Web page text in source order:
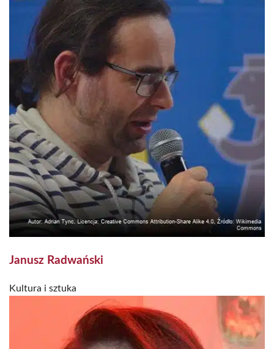
Janusz Radwański
Kultura i sztuka